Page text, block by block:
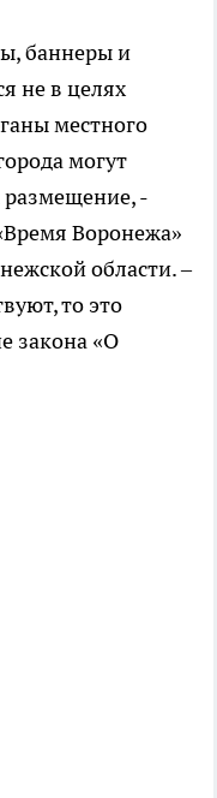
баннеры и
не в целях
местного
могут
размещение, -
Воронежа»
области. –
то это
закона «О